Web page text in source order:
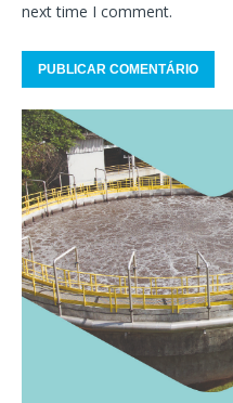
next time I comment.